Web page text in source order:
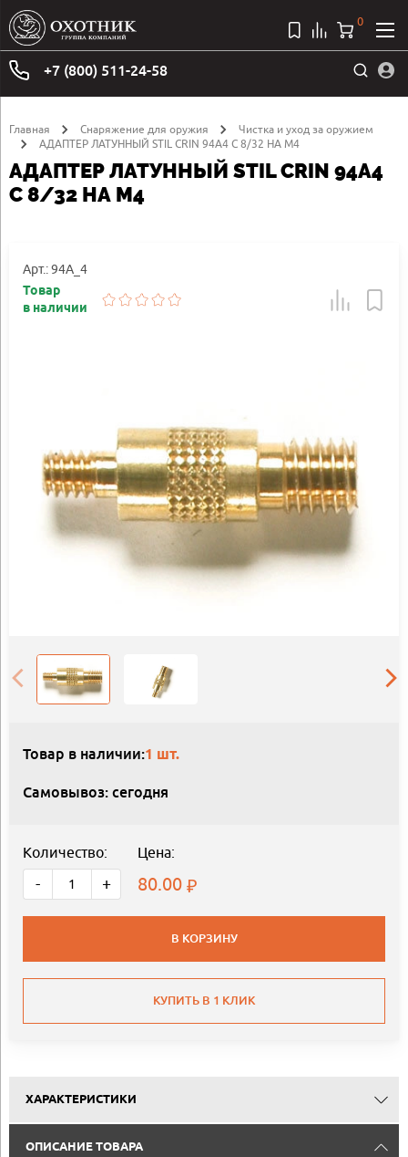
+7 (800) 511-24-58
0
Главная Снаряжение для оружия
Чистка и уход за оружием
АДАПТЕР ЛАТУННЫЙ STIL CRIN 94A4 С 8/32 НА M4
АДАПТЕР ЛАТУННЫЙ STIL CRIN 94A4
С 8/32 НА M4
Арт.: 94A_4
Товар
в наличии
Товар в наличии:1 шт.
Самовывоз: сегодня
Количество:
- +
Цена:
80.00
В КОРЗИНУ
КУПИТЬ В 1 КЛИК
ХАРАКТЕРИСТИКИ
ОПИСАНИЕ ТОВАРА